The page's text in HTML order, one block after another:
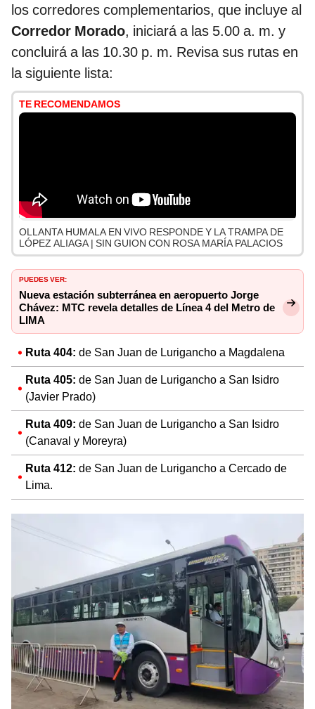
los corredores complementarios, que incluye al
Corredor Morado, iniciará a las 5.00 a. m. y
concluirá a las 10.30 p. m. Revisa sus rutas en
la siguiente lista:
TE RECOMENDAMOS
OLLANTA HUMALA EN VIVO RESPONDE Y LA TRAMPA DE
LÓPEZ ALIAGA | SIN GUION CON ROSA MARÍA PALACIOS
PUEDES VER:
Nueva estación subterránea en aeropuerto Jorge
Chávez: MTC revela detalles de Línea 4 del Metro de
LIMA
Ruta 404: de San Juan de Lurigancho a Magdalena
Ruta 405: de San Juan de Lurigancho a San Isidro
(Javier Prado)
Ruta 409: de San Juan de Lurigancho a San Isidro
(Canaval y Moreyra)
Ruta 412: de San Juan de Lurigancho a Cercado de
Lima.